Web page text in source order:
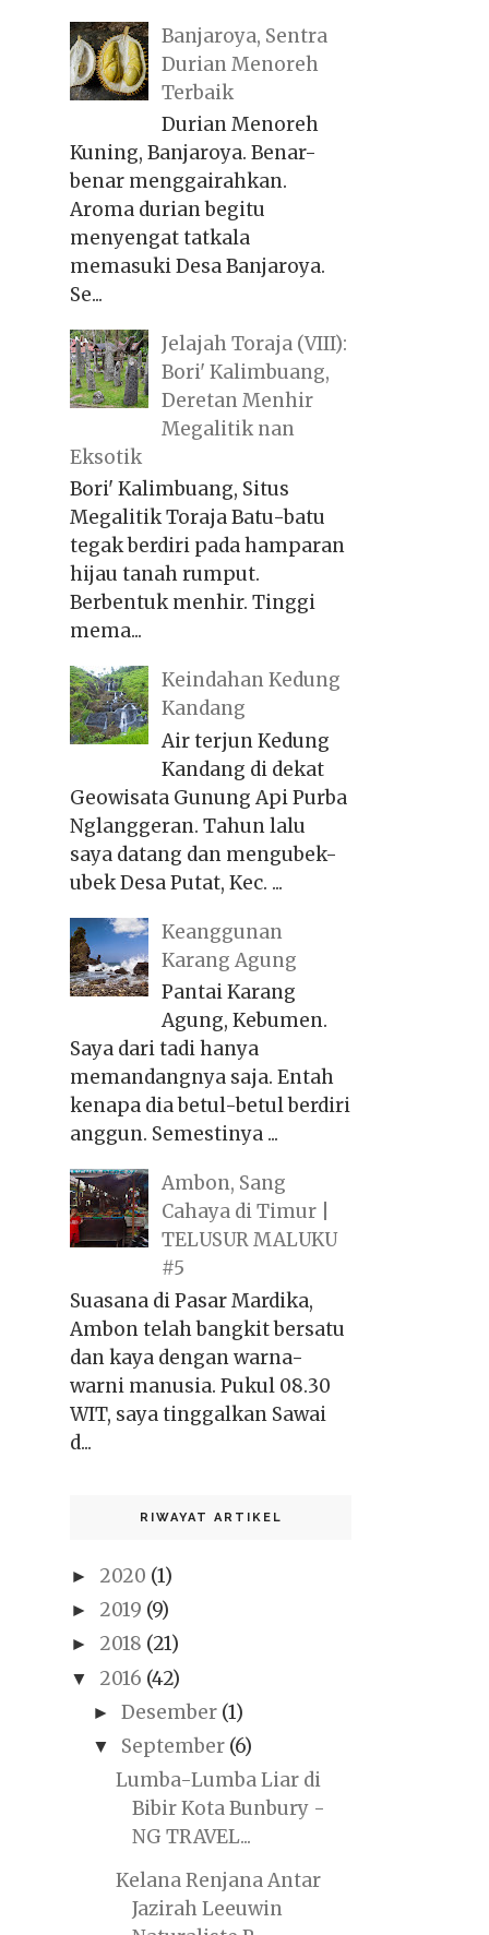
Banjaroya, Sentra
Durian Menoreh
Terbaik
Durian Menoreh
Kuning, Banjaroya. Benar-
benar menggairahkan.
Aroma durian begitu
menyengat tatkala
memasuki Desa Banjaroya.
Se...
Jelajah Toraja (VIII):
Bori' Kalimbuang,
Deretan Menhir
Megalitik nan
Eksotik
Bori' Kalimbuang, Situs
Megalitik Toraja Batu-batu
tegak berdiri pada hamparan
hijau tanah rumput.
Berbentuk menhir. Tinggi
mema...
Keindahan Kedung
Kandang
Air terjun Kedung
Kandang di dekat
Geowisata Gunung Api Purba
Nglanggeran. Tahun lalu
saya datang dan mengubek-
ubek Desa Putat, Kec. ...
Keanggunan
Karang Agung
Pantai Karang
Agung, Kebumen.
Saya dari tadi hanya
memandangnya saja. Entah
kenapa dia betul-betul berdiri
anggun. Semestinya ...
Ambon, Sang
Cahaya di Timur |
TELUSUR MALUKU
#5
Suasana di Pasar Mardika,
Ambon telah bangkit bersatu
dan kaya dengan warna-
warni manusia. Pukul 08.30
WIT, saya tinggalkan Sawai
d...
RIWAYAT ARTIKEL
► 2020 (1)
► 2019 (9)
► 2018 (21)
▼ 2016 (42)
►Desember (1)
▼ September (6)
Lumba-Lumba Liar di
Bibir Kota Bunbury -
NG TRAVEL...
Kelana Renjana Antar
Jazirah Leeuwin